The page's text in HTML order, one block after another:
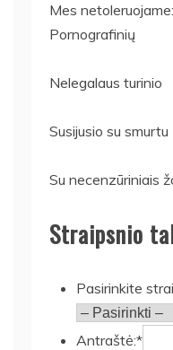
Mes netoleruojame:
Pornografinių
Nelegalaus turinio
Susijusio su smurtu
Su necenzūriniais
Straipsnio
Pasirinkite
Antraštė:*